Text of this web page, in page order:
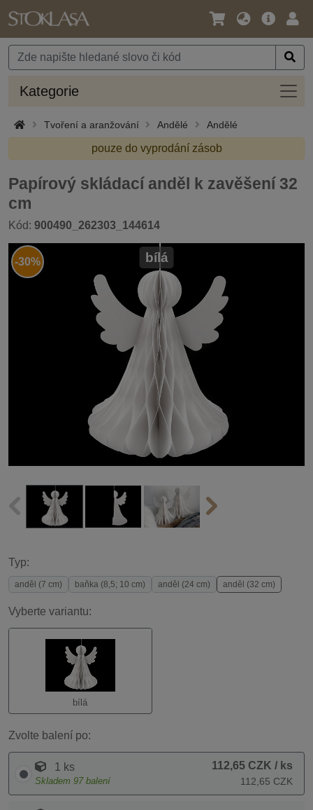
Jazyk
Měna
Hlavní
Kategorie
Tvoření a aranžování Andělé Andělé
pouze do vyprodání zásob
Papírový skládací anděl k zavěšení 32
cm
Kód: 900490_262303_144614
-30% bílá
Typ:
anděl (7 cm) baňka (8,5; 10 cm) anděl (24 cm) anděl (32 cm)
Vyberte variantu:
bílá
Zvolte balení po:
1 ks
Skladem 97 balení
112,65 CZK / ks
112,65 CZK